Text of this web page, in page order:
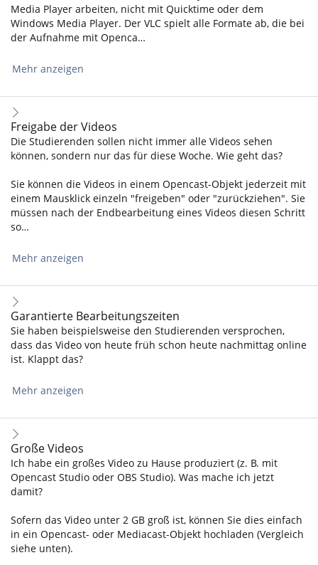
Media Player arbeiten, nicht mit Quicktime oder dem
Windows Media Player. Der VLC spielt alle Formate ab, die bei
der Aufnahme mit Openca…
Mehr anzeigen
Freigabe der Videos
Die Studierenden sollen nicht immer alle Videos sehen
können, sondern nur das für diese Woche. Wie geht das?
Sie können die Videos in einem Opencast-Objekt jederzeit mit
einem Mausklick einzeln "freigeben" oder "zurückziehen". Sie
müssen nach der Endbearbeitung eines Videos diesen Schritt
so…
Mehr anzeigen
Garantierte Bearbeitungszeiten
Sie haben beispielsweise den Studierenden versprochen,
dass das Video von heute früh schon heute nachmittag online
ist. Klappt das?
Mehr anzeigen
Große Videos
Ich habe ein großes Video zu Hause produziert (z. B. mit
Opencast Studio oder OBS Studio). Was mache ich jetzt
damit?
Sofern das Video unter 2 GB groß ist, können Sie dies einfach
in ein Opencast- oder Mediacast-Objekt hochladen (Vergleich
siehe unten).